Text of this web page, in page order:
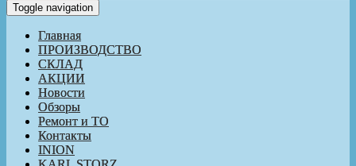
Toggle navigation
Главная
ПРОИЗВОДСТВО
СКЛАД
АКЦИИ
Новости
Обзоры
Ремонт и ТО
Контакты
INION